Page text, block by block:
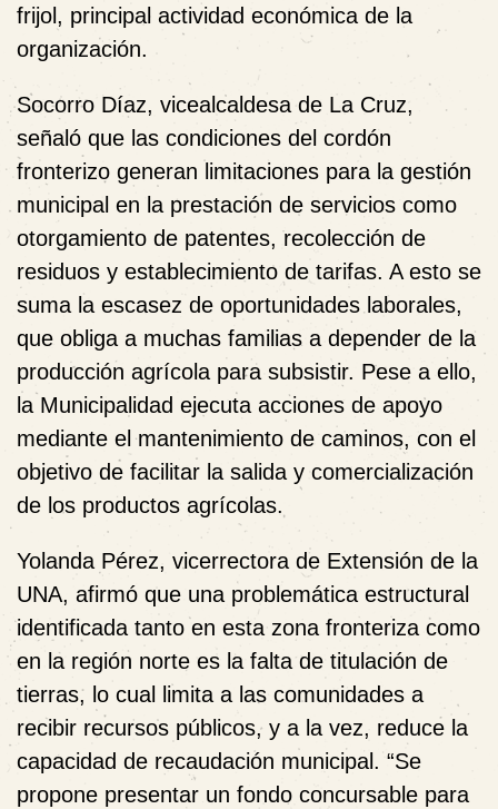
frijol, principal actividad económica de la
organización.
Socorro Díaz, vicealcaldesa de La Cruz,
señaló que las condiciones del cordón
fronterizo generan limitaciones para la gestión
municipal en la prestación de servicios como
otorgamiento de patentes, recolección de
residuos y establecimiento de tarifas. A esto se
suma la escasez de oportunidades laborales,
que obliga a muchas familias a depender de la
producción agrícola para subsistir. Pese a ello,
la Municipalidad ejecuta acciones de apoyo
mediante el mantenimiento de caminos, con el
objetivo de facilitar la salida y comercialización
de los productos agrícolas.
Yolanda Pérez, vicerrectora de Extensión de la
UNA, afirmó que una problemática estructural
identificada tanto en esta zona fronteriza como
en la región norte es la falta de titulación de
tierras, lo cual limita a las comunidades a
recibir recursos públicos, y a la vez, reduce la
capacidad de recaudación municipal. “Se
propone presentar un fondo concursable para